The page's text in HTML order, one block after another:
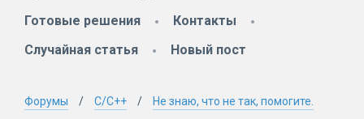
Готовые решения
Контакты
Случайная статья
Новый пост
Форумы C/C++ Не знаю, что не так, помогите.